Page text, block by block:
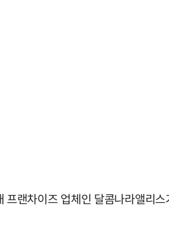
프랜차이즈 업체인 달콤나라앨리